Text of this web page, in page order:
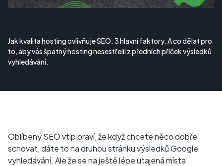
Jak kvalita hosting ovlivňuje SEO: 3 hlavní faktory. A co dělat pro
to, aby vás špatný hosting nesestřelil z předních příček výsledků
vyhledávání.
Oblíbený SEO vtip praví, že když chcete něco dobře
schovat, dáte to na druhou stránku výsledků Google
vyhledávání. Ale že se na ještě lépe utajená místa